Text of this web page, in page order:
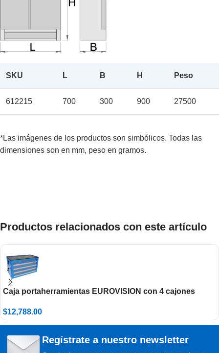
SKU L B H Peso
612215 700 300 900 27500
*Las imágenes de los productos son simbólicos. Todas las
dimensiones son en mm, peso en gramos.
Productos relacionados con este artículo
Caja portaherramientas EUROVISION con 4 cajones
$12,788.00
Regístrate a nuestro newsletter